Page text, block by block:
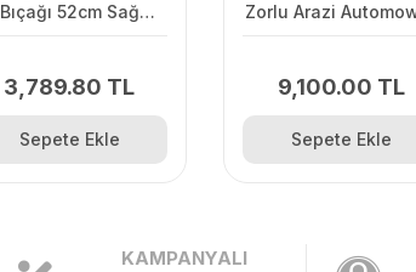
Bıçağı 52cm Sağ
3,789.80 TL
Sepete Ekle
Zorlu Arazi
9,100.00 TL
Sepete Ekle
KAMPANYALI